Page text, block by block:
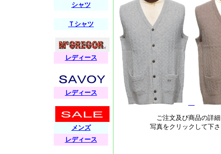
ご注文及び商品の詳
写真をクリックして下
シャツ
Ｔシャツ
レディース
レディース
メンズ
レディース